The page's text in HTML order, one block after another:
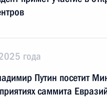
года
Путин посетит
саммита